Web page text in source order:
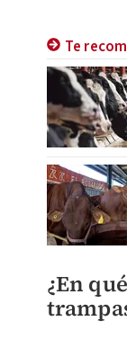
Te
¿En